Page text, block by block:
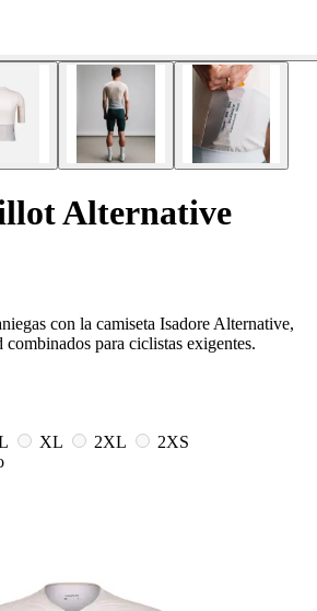
Alternative
con la camiseta Isadore Alternative,
para ciclistas exigentes.
XL 2XL
2XS